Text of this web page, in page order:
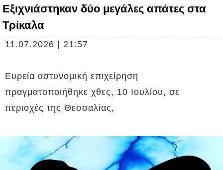
Εξιχνιάστηκαν δύο μεγάλες απάτες στα
Τρίκαλα
11.07.2026 | 21:57
Ευρεία αστυνομική επιχείρηση
πραγματοποιήθηκε χθες, 10 Ιουλίου, σε
περιοχές της Θεσσαλίας,